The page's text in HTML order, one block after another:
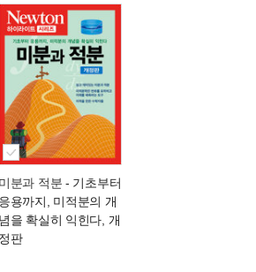
미분과 적분 - 기초부터
응용까지, 미적분의 개
념을 확실히 익힌다, 개
정판